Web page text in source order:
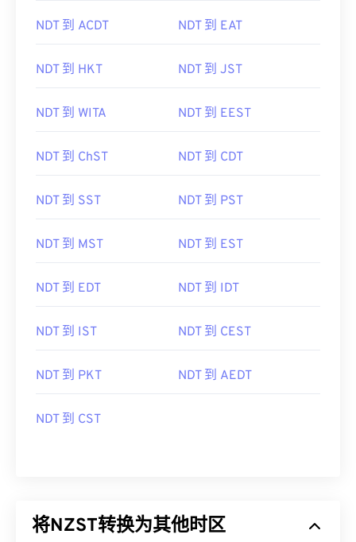
NDT 到 ACDT NDT 到 EAT
NDT 到 HKT NDT 到 JST
NDT 到 WITA NDT 到 EEST
NDT 到 ChST NDT 到 CDT
NDT 到 SST NDT 到 PST
NDT 到 MST NDT 到 EST
NDT 到 EDT NDT 到 IDT
NDT 到 IST NDT 到 CEST
NDT 到 PKT NDT 到 AEDT
NDT 到 CST
将NZST转换为其他时区